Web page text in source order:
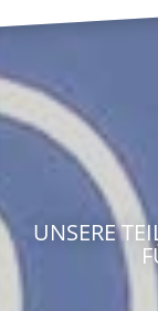
UNSERE